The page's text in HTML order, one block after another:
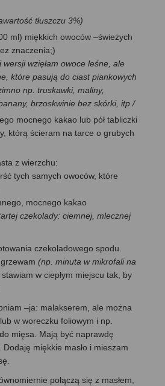
tłuszczu 3%)
ml) miękkich owoców –świeżych
znaczenia;)
wzięłam owoce leśne, ale
które pasują do ciast piankowych
np. truskawki, maliny,
brzoskwinie bez skórki, itp./
mocnego kakao lub pół tabliczki
którą ścieram na tarce o grubych
z wierzchu:
tych samych owoców, które
mocnego kakao
czekolady: ciemnej, mlecznej
czekoladowego spodu.
(np. minuta w mikrofali na
stawiam w ciepłym miejscu tak, by
–ja: malakserem, ale można
w woreczku foliowym i np.
mięsa. Mają być naprawdę
miękkie masło i mieszam
połączą się z masłem,